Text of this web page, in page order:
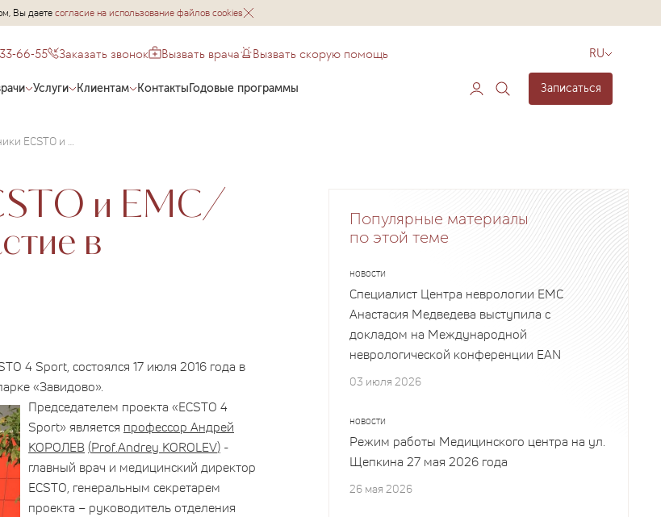
Вы даетесогласие на использование файлов cookies
66-55 Заказать звонок Вызвать врача Вызвать скорую помощь RU
Услуги Клиентам КонтактыГодовые программы Записаться
Сотрудники клиники ECSTO и EMC/Орловский приняли участие в велопробеге
и EMC/
в
4 Sport, состоялся 17 июля 2016 года в
«Завидово».
Председателем проекта «ECSTO 4
Sport» является профессор Андрей
КОРОЛЕВ(Prof.Andrey KOROLEV) -
главный врач и медицинский директор
ECSTO, генеральным секретарем
проекта – руководитель отделения
Популярные материалы
по этой теме
НОВОСТИ
Специалист Центра неврологии EMC
Анастасия Медведева выступила с
докладом на Международной
неврологической конференции EAN
03 июля 2026
НОВОСТИ
Режим работы Медицинского центра на ул.
Щепкина 27 мая 2026 года
26 мая 2026